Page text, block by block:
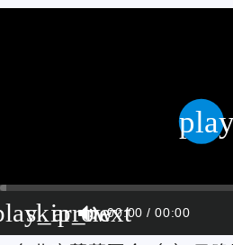
skip_next
00:00 00:00